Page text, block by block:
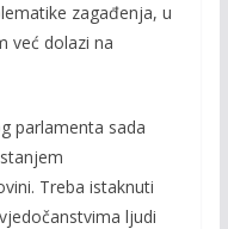
zagađenja, u
već dolazi na
parlamenta sada
Treba istaknuti
ljudi